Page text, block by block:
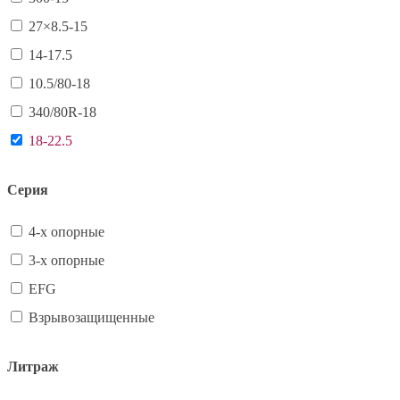
27×8.5-15
14-17.5
10.5/80-18
340/80R-18
18-22.5
Серия
4-х опорные
3-х опорные
EFG
Взрывозащищенные
Литраж